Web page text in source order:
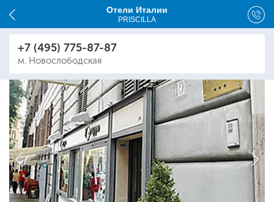
Отели Италии
PRISCILLA
+7 (495) 775-87-87
м. Новослободская